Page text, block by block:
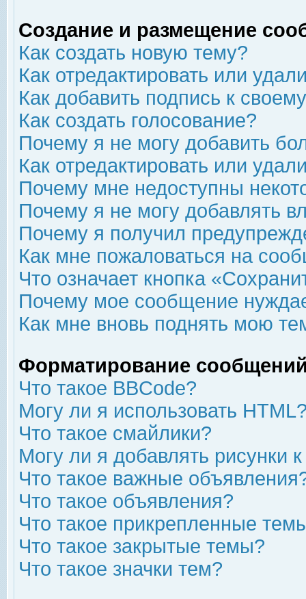
Создание и размещение
Как создать новую тему?
Как отредактировать или
Как добавить подпись к
Как создать голосование?
Почему я не могу добавить
Как отредактировать или
Почему мне недоступны
Почему я не могу добавлять
Почему я получил
Как мне пожаловаться на
Что означает кнопка
Почему мое сообщение
Как мне вновь поднять мою
Форматирование
Что такое BBCode?
Могу ли я использовать
Что такое смайлики?
Могу ли я добавлять рисунки
Что такое важные
Что такое объявления?
Что такое прикрепленные
Что такое закрытые темы?
Что такое значки тем?